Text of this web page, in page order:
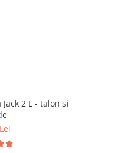
2 L - talon si